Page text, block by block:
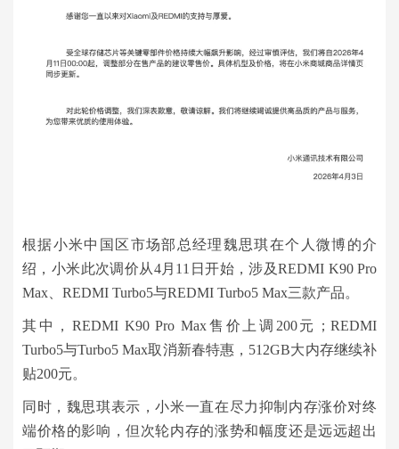
根据小米中国区市场部总经理魏思琪在个人微博的介
绍，小米此次调价从4月11日开始，涉及REDMI K90 Pro
Max、REDMI Turbo5与REDMI Turbo5 Max三款产品。
其中，REDMI K90 Pro Max售价上调200元；REDMI
Turbo5与Turbo5 Max取消新春特惠，512GB大内存继续补
贴200元。
同时，魏思琪表示，小米一直在尽力抑制内存涨价对终
端价格的影响，但次轮内存的涨势和幅度还是远远超出